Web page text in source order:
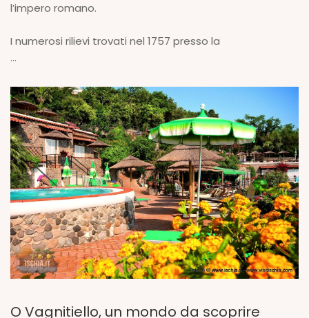
l’impero romano.
I numerosi rilievi trovati nel 1757 presso la
...
O Vagnitiello, un mondo da scoprire